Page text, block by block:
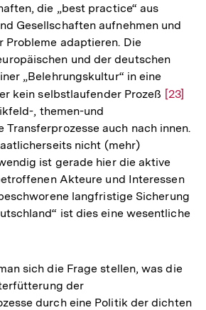
die „best practice“ aus
Gesellschaften aufnehmen und
Probleme adaptieren. Die
und der deutschen
„Belehrungskultur“ in eine
kein selbstlaufender Prozeß Zur
der
[23]
, themen-und
Transferprozesse auch nach innen.
nicht (mehr)
ist gerade hier die aktive
Akteure und Interessen
langfristige Sicherung
ist dies eine wesentliche
sich die Frage stellen, was die
der
durch eine Politik der dichten